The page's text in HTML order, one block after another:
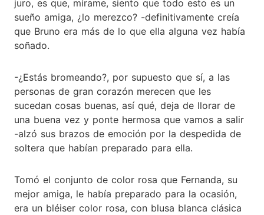
juro, es que, mírame, siento que todo esto es un
sueño amiga, ¿lo merezco? -definitivamente creía
que Bruno era más de lo que ella alguna vez había
soñado.
-¿Estás bromeando?, por supuesto que sí, a las
personas de gran corazón merecen que les
sucedan cosas buenas, así qué, deja de llorar de
una buena vez y ponte hermosa que vamos a salir
-alzó sus brazos de emoción por la despedida de
soltera que habían preparado para ella.
Tomó el conjunto de color rosa que Fernanda, su
mejor amiga, le había preparado para la ocasión,
era un bléiser color rosa, con blusa blanca clásica